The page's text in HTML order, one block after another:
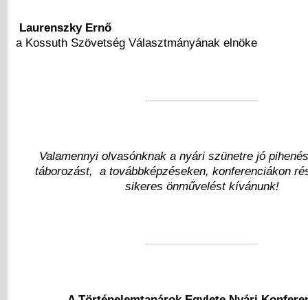
Laurenszky Ernő
a Kossuth Szövetség Választmányának elnöke
Valamennyi olvasónknak a nyári szünetre jó
táborozást, a továbbképzéseken, konferenciákon
sikeres önművelést kívánunk!